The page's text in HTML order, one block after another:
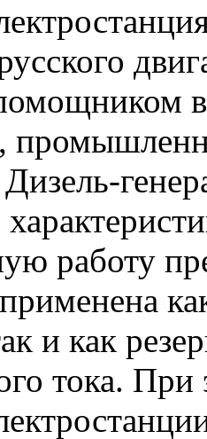
в
работу
и как
тока.